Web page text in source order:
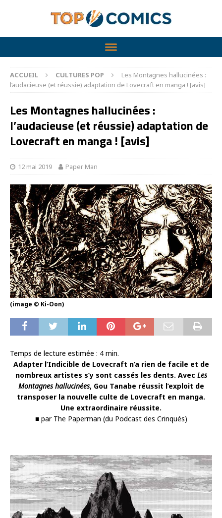
ACCUEIL CULTURES POP
Les Montagnes hallucinées :
l’audacieuse (et réussie) adaptation de Lovecraft en manga ! [avis]
Les Montagnes hallucinées :
l’audacieuse (et réussie) adaptation de
Lovecraft en manga ! [avis]
12 mai 2019 Paper Man
(image © Ki-Oon)
Temps de lecture estimée : 4 min.
Adapter l’Indicible de Lovecraft n’a rien de facile et de
nombreux artistes s’y sont cassés les dents. Avec Les
Montagnes hallucinées, Gou Tanabe réussit l’exploit de
transposer la nouvelle culte de Lovecraft en manga.
Une extraordinaire réussite.
■ par The Paperman (du Podcast des Crinqués)